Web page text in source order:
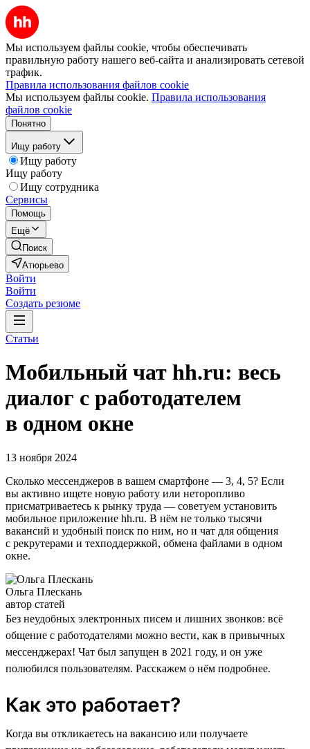
Мы используем файлы cookie, чтобы обеспечивать
правильную работу нашего веб-сайта и анализировать сетевой
трафик.
Правила использования файлов cookie
Мы используем файлы cookie. Правила использования
файлов cookie
Понятно
Ищу работу
Ищу работу
Ищу работу
Ищу сотрудника
Сервисы
Помощь
Ещё
Поиск
Атюрьево
Войти
Войти
Создать резюме
Статьи
Мобильный чат hh.ru: весь
диалог с работодателем
в одном окне
13 ноября 2024
Сколько мессенджеров в вашем смартфоне — 3, 4, 5? Если
вы активно ищете новую работу или неторопливо
присматриваетесь к рынку труда — советуем установить
мобильное приложение hh.ru. В нём не только тысячи
вакансий и удобный поиск по ним, но и чат для общения
с рекрутерами и техподдержкой, обмена файлами в одном
окне.
Ольга Плескань
автор статей
Без неудобных электронных писем и лишних звонков: всё
общение с работодателями можно вести, как в привычных
мессенджерах! Чат был запущен в 2021 году, и он уже
полюбился пользователям. Расскажем о нём подробнее.
Как это работает?
Когда вы откликаетесь на вакансию или получаете